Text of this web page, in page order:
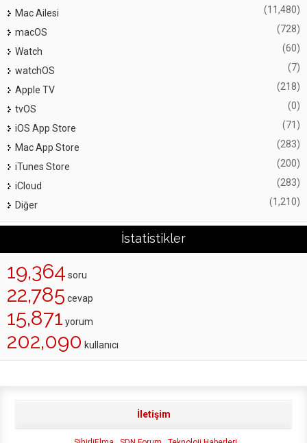
Mac Ailesi (11,480)
macOS (728)
Watch (60)
watchOS (7)
Apple TV (218)
tvOS (0)
iOS App Store (71)
Mac App Store (283)
iTunes Store (200)
iCloud (283)
Diğer (1,210)
İstatistikler
19,364 soru
22,785 cevap
15,871 yorum
202,090 kullanıcı
İletişim